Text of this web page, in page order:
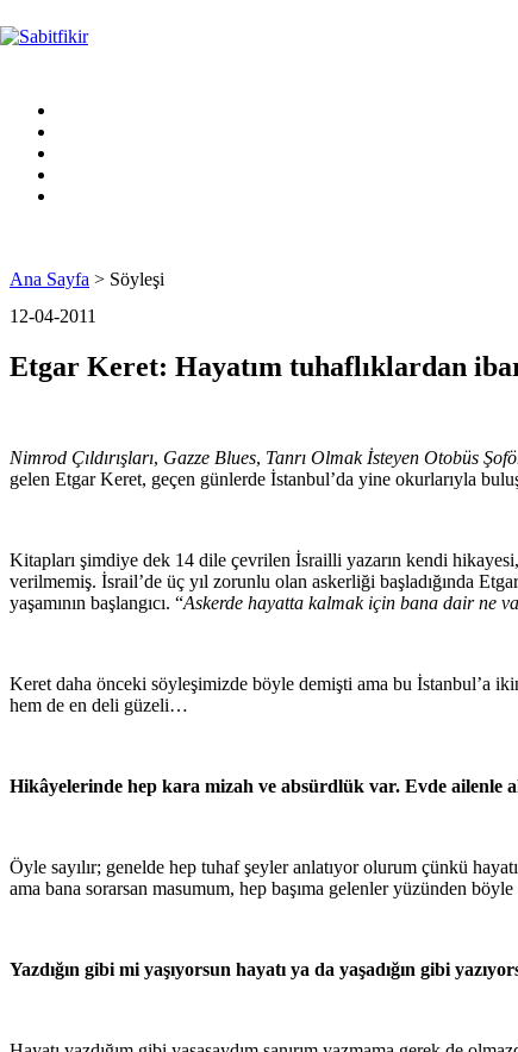
Ana Sayfa > Söyleşi
12-04-2011
Etgar Keret: Hayatım tuhaflıklardan
Nimrod Çıldırışları, Gazze Blues, Tanrı Olmak İsteyen Otobüs
gelen Etgar Keret, geçen günlerde İstanbul’da yine okurlarıyla
Kitapları şimdiye dek 14 dile çevrilen İsrailli yazarın kendi
verilmemiş. İsrail’de üç yıl zorunlu olan askerliği başladığında
yaşamının başlangıcı. “Askerde hayatta kalmak için bana dair ne
Keret daha önceki söyleşimizde böyle demişti ama bu İstanbul’a
hem de en deli güzeli…
Hikâyelerinde hep kara mizah ve absürdlük var. Evde ailenle
Öyle sayılır; genelde hep tuhaf şeyler anlatıyor olurum çünkü
ama bana sorarsan masumum, hep başıma gelenler yüzünden
Yazdığın gibi mi yaşıyorsun hayatı ya da yaşadığın gibi